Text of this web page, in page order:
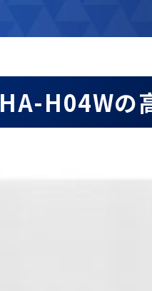
HA-H04Wの